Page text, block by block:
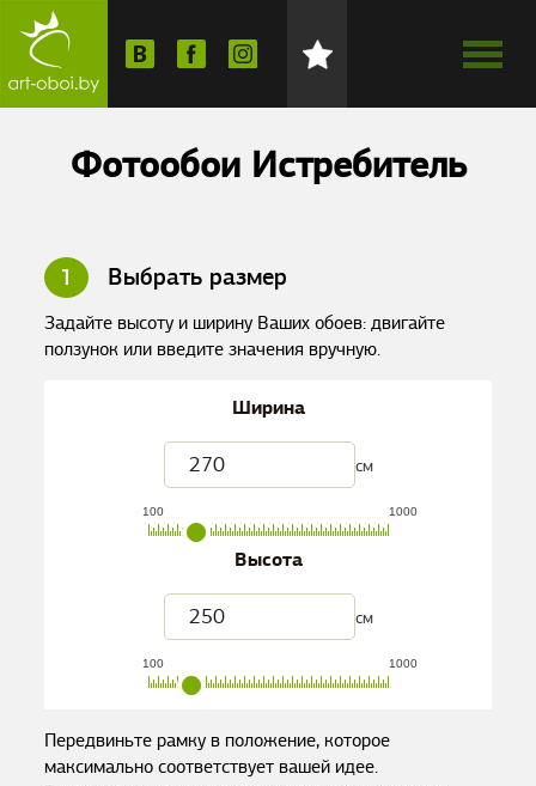
Фотообои Истребитель
1 Выбрать размер
Задайте высоту и ширину Ваших обоев: двигайте
ползунок или введите значения вручную.
Ширина
см
100 1000
Высота
см
100 1000
Передвиньте рамку в положение, которое
максимально соответствует вашей идее.